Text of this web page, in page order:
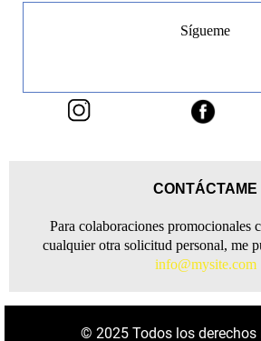
Sígueme
CONTÁCTAME
Para colaboraciones promocionales
cualquier otra solicitud personal, me
info@mysite.com
© 2025 Todos los derechos